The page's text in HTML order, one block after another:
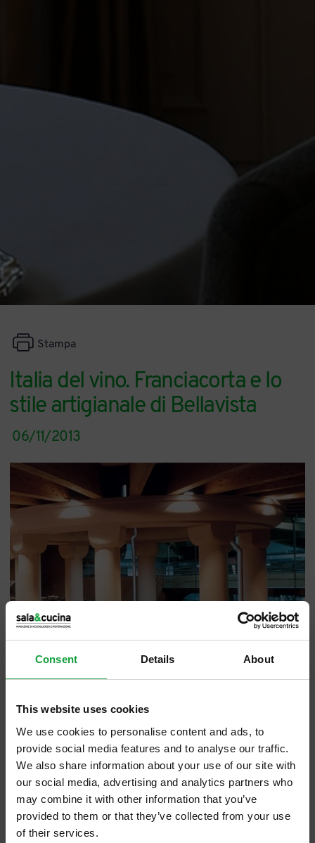
Consent Details About
This website uses cookies
We use cookies to personalise content and ads, to
provide social media features and to analyse our traffic.
We also share information about your use of our site with
our social media, advertising and analytics partners who
may combine it with other information that you’ve
provided to them or that they’ve collected from your use
of their services.
Italia del vino. Franciacorta e lo
stile artigianale di Bellavista
Stampa
06/11/2013
Dai vigneti delle colline moreniche poste a